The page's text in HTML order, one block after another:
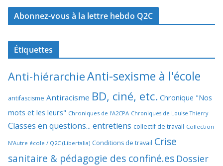
Abonnez-vous à la lettre hebdo Q2C
Étiquettes
Anti-hiérarchieAnti-sexisme à l'école
antifascisme Antiracisme BD, ciné, etc. Chronique "Nos
mots et les leurs" Chroniques de l'A2CPA Chroniques de Louise Thierry
Classes en questions... entretiens collectif de travail Collection
N'Autre école / Q2C (Libertalia) Conditions de travail Crise
sanitaire & pédagogie des confiné.es Dossier